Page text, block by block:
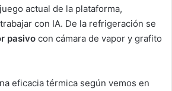
actual de la plataforma,
con IA. De la refrigeración se
pasivo con cámara de vapor y grafito
eficacia térmica según vemos en